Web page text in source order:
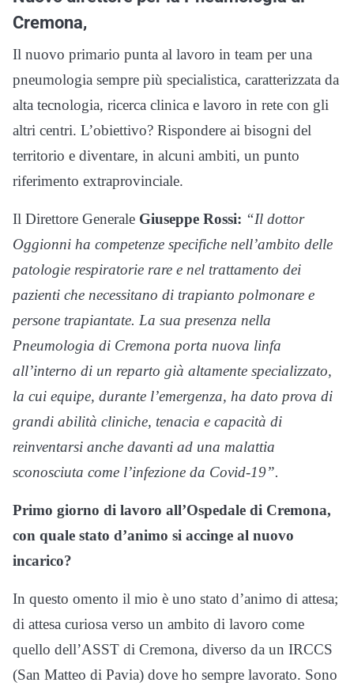
Cremona,
Il nuovo primario punta al lavoro in team per una
pneumologia sempre più specialistica, caratterizzata da
alta tecnologia, ricerca clinica e lavoro in rete con gli
altri centri. L’obiettivo? Rispondere ai bisogni del
territorio e diventare, in alcuni ambiti, un punto
riferimento extraprovinciale.
Il Direttore Generale Giuseppe Rossi: “Il dottor
Oggionni ha competenze specifiche nell’ambito delle
patologie respiratorie rare e nel trattamento dei
pazienti che necessitano di trapianto polmonare e
persone trapiantate. La sua presenza nella
Pneumologia di Cremona porta nuova linfa
all’interno di un reparto già altamente specializzato,
la cui equipe, durante l’emergenza, ha dato prova di
grandi abilità cliniche, tenacia e capacità di
reinventarsi anche davanti ad una malattia
sconosciuta come l’infezione da Covid-19”.
Primo giorno di lavoro all’Ospedale di Cremona,
con quale stato d’animo si accinge al nuovo
incarico?
In questo omento il mio è uno stato d’animo di attesa;
di attesa curiosa verso un ambito di lavoro come
quello dell’ASST di Cremona, diverso da un IRCCS
(San Matteo di Pavia) dove ho sempre lavorato. Sono